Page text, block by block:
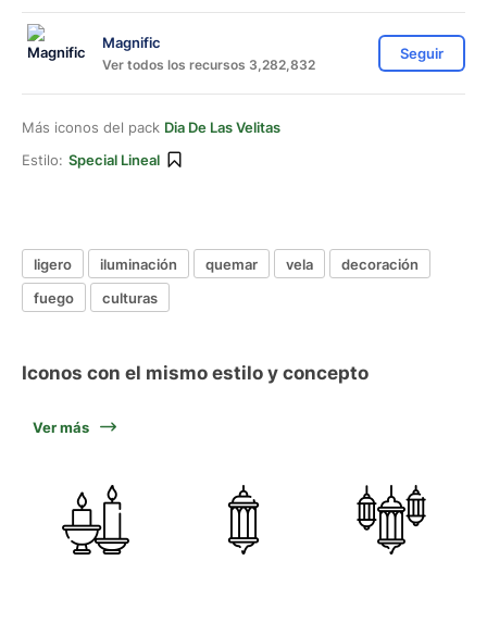
Magnific
Ver todos los recursos 3,282,832
Seguir
Más iconos del pack Dia De Las Velitas
Estilo: Special Lineal
ligero iluminación quemar vela
decoración
fuego
culturas
Iconos con el mismo estilo y concepto
Ver más